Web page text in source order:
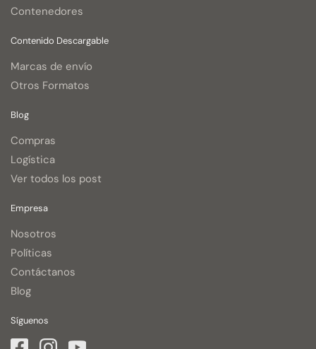
Contenedores
Contenido Descargable
Marcas de envío
Otros Formatos
Blog
Compras
Logística
Ver todos los post
Empresa
Nosotros
Políticas
Contáctanos
Blog
Síguenos